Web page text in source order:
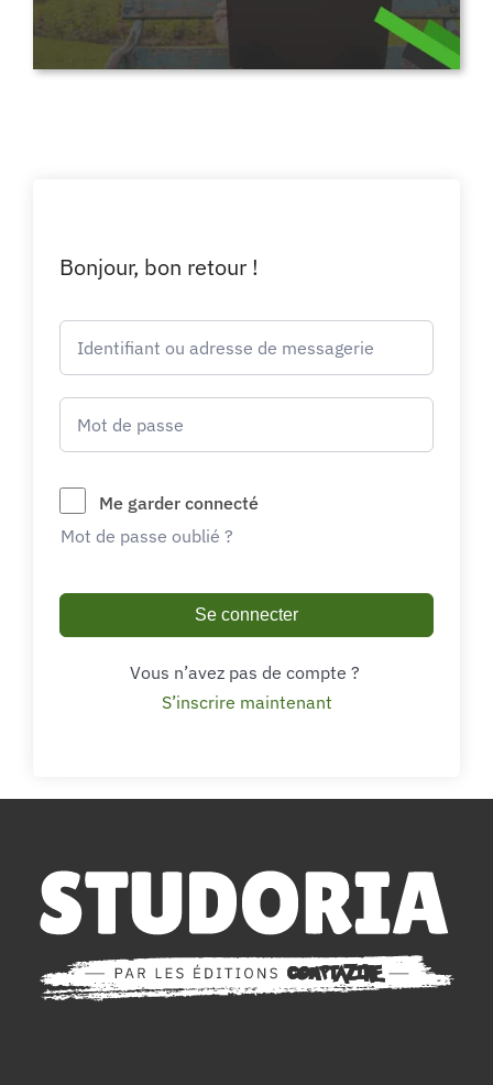
Bonjour, bon retour !
Me garder connecté
Mot de passe oublié ?
Se connecter
Vous n’avez pas de compte ?
S’inscrire maintenant